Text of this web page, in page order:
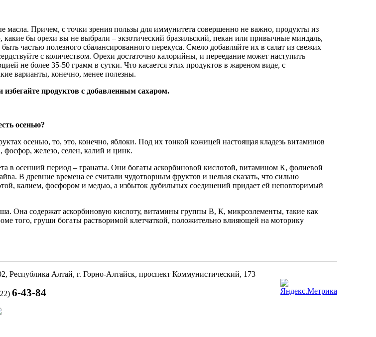
масла. Причем, с точки зрения пользы для иммунитета совершенно не важно, продукты из
какие бы орехи вы не выбрали – экзотический бразильский, пекан или привычные миндаль,
частью полезного сбалансированного перекуса. Смело добавляйте их в салат из свежих
с количеством. Орехи достаточно калорийны, и переедание может наступить
не более 35-50 грамм в сутки. Что касается этих продуктов в жареном виде, с
варианты, конечно, менее полезны.
продуктов с добавленным сахаром.
осенью?
осенью, то, это, конечно, яблоки. Под их тонкой кожицей настоящая кладезь витаминов
железо, селен, калий и цинк.
в осенний период – гранаты. Они богаты аскорбиновой кислотой, витамином К, фолиевой
В древние времена ее считали чудотворным фруктов и нельзя сказать, что сильно
калием, фосфором и медью, а избыток дубильных соединений придает ей неповторимый
Она содержат аскорбиновую кислоту, витамины группы B, К, микроэлементы, такие как
того, груши богаты растворимой клетчаткой, положительно влияющей на моторику
Республика Алтай, г. Горно-Алтайск, проспект Коммунистический, 173
6-43-84